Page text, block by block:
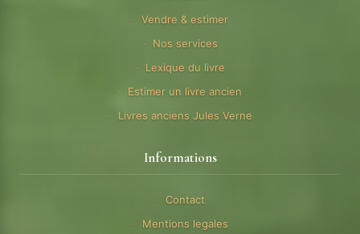
Vendre & estimer
Nos services
Lexique du livre
Estimer un livre ancien
Livres anciens Jules Verne
Informations
Contact
Mentions legales